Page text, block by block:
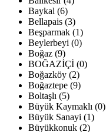
Baykal (6)
Bellapais (3)
Beşparmak (1)
Beylerbeyi (0)
Boğaz (9)
BOĞAZİÇİ (0)
Boğazköy (2)
Boğaztepe (9)
Boltaşlı (5)
Büyük Kaymaklı (0)
Büyük Sanayi (1)
Büyükkonuk (2)